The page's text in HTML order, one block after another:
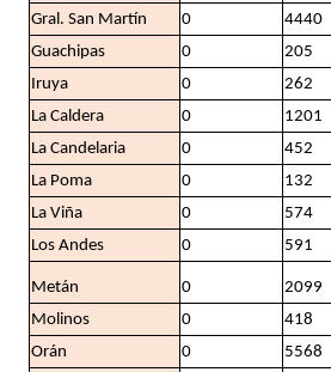
Gral. San Martín
0 4440
Guachipas
0 205
Iruya
0 262
La Caldera
0 1201
La Candelaria
0 452
La Poma
0 132
La Viña
0 574
Los Andes
0 591
Metán 0 2099
Molinos
0 418
Orán
0 5568